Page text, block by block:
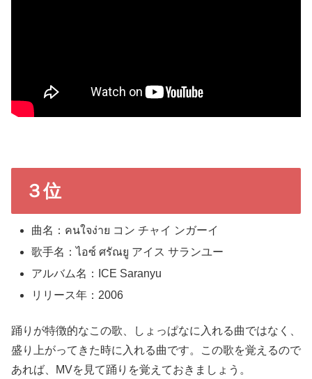
３位
曲名：คนใจง่าย コン チャイ ンガーイ
歌手名：ไอซ์ ศรัณยู アイス サランユー
アルバム名：ICE Saranyu
リリース年：2006
踊りが特徴的なこの歌、しょっぱなに入れる曲ではなく、
盛り上がってきた時に入れる曲です。この歌を覚えるので
あれば、MVを見て踊りを覚えておきましょう。